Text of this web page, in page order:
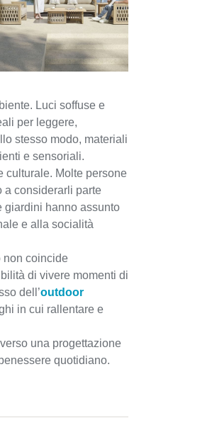
Luci soffuse e
per leggere,
stesso modo, materiali
e sensoriali.
culturale. Molte persone
a considerarli parte
giardini hanno assunto
e alla socialità
non coincide
di vivere momenti di
dell’outdoor
in cui rallentare e
una progettazione
quotidiano.